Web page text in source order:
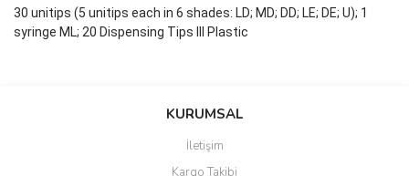
30 unitips (5 unitips each in 6 shades: LD; MD; DD; LE; DE; U); 1
syringe ML; 20 Dispensing Tips III Plastic
Bu ürüne ilk yorumu siz yapın!
KURUMSAL
İletişim
Kargo Takibi